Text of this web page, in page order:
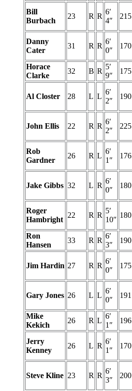
Bill
Burbach
23 R R
6′
4″
215
Danny
Cater
31 R R
6′
0″
170
Horace
Clarke
32 B R
5′
9″
175
Al Closter 28 L L
6′
2″
190
John Ellis 22 R R
6′
2″
225
Rob
Gardner
26 R L
6′
1″
176
Jake Gibbs 32 L R
6′
0″
180
Roger
Hambright
22 R R
5′
10″
180
Ron
Hansen
33 R R
6′
3″
190
Jim Hardin 27 R R
6′
0″
175
Gary Jones 26 L L
6′
0″
191
Mike
Kekich
26 R L
6′
1″
196
Jerry
Kenney
26 L R
6′
1″
170
Steve Kline 23 R R
6′
3″
200